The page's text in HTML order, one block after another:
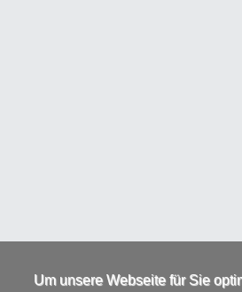
Um unsere Webseite für Sie